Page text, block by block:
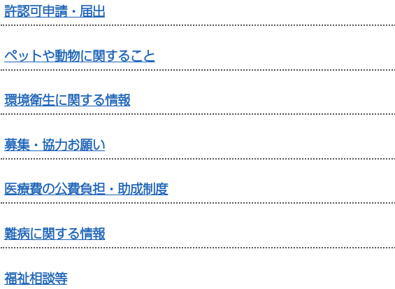
許認可申請・届出
ペットや動物に関すること
環境衛生に関する情報
募集・協力お願い
医療費の公費負担・助成制度
難病に関する情報
福祉相談等